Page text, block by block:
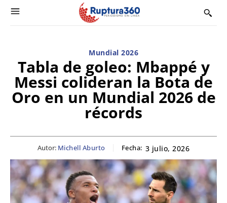
Mundial 2026
Tabla de goleo: Mbappé y
Messi colideran la Bota de
Oro en un Mundial 2026 de
récords
Autor: Michell Aburto Fecha: 3 julio, 2026